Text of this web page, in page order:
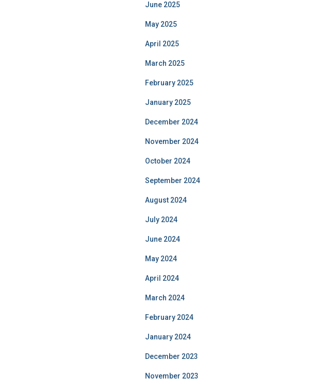
June 2025
May 2025
April 2025
March 2025
February 2025
January 2025
December 2024
November 2024
October 2024
September 2024
August 2024
July 2024
June 2024
May 2024
April 2024
March 2024
February 2024
January 2024
December 2023
November 2023